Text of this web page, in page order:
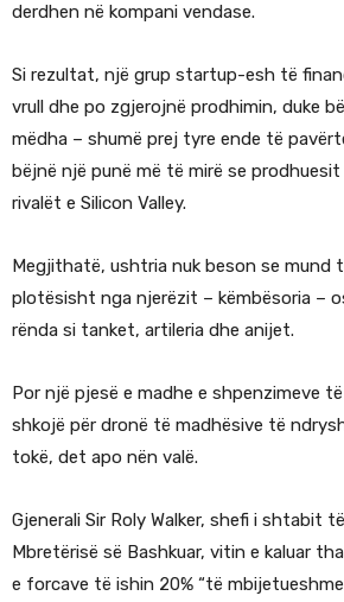
derdhen në kompani vendase.
Si rezultat, një grup startup-esh të
vrull dhe po zgjerojnë prodhimin, duke
mëdha – shumë prej tyre ende të
bëjnë një punë më të mirë se
rivalët e Silicon Valley.
Megjithatë, ushtria nuk beson se mund
plotësisht nga njerëzit – këmbësoria –
rënda si tanket, artileria dhe anijet.
Por një pjesë e madhe e shpenzimeve
shkojë për dronë të madhësive të
tokë, det apo nën valë.
Gjenerali Sir Roly Walker, shefi i shtabit
Mbretërisë së Bashkuar, vitin e kaluar
e forcave të ishin 20% “të